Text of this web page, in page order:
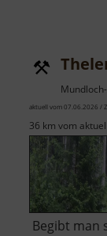
aktuell vom 07.06.2026 /
36 km vom
Begibt man